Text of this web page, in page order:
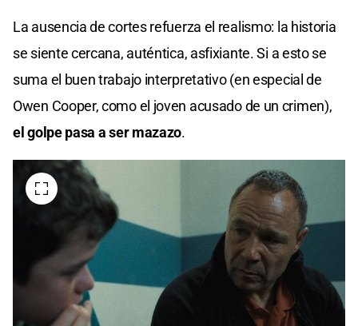
La ausencia de cortes refuerza el realismo: la historia
se siente cercana, auténtica, asfixiante. Si a esto se
suma el buen trabajo interpretativo (en especial de
Owen Cooper, como el joven acusado de un crimen),
el golpe pasa a ser mazazo.